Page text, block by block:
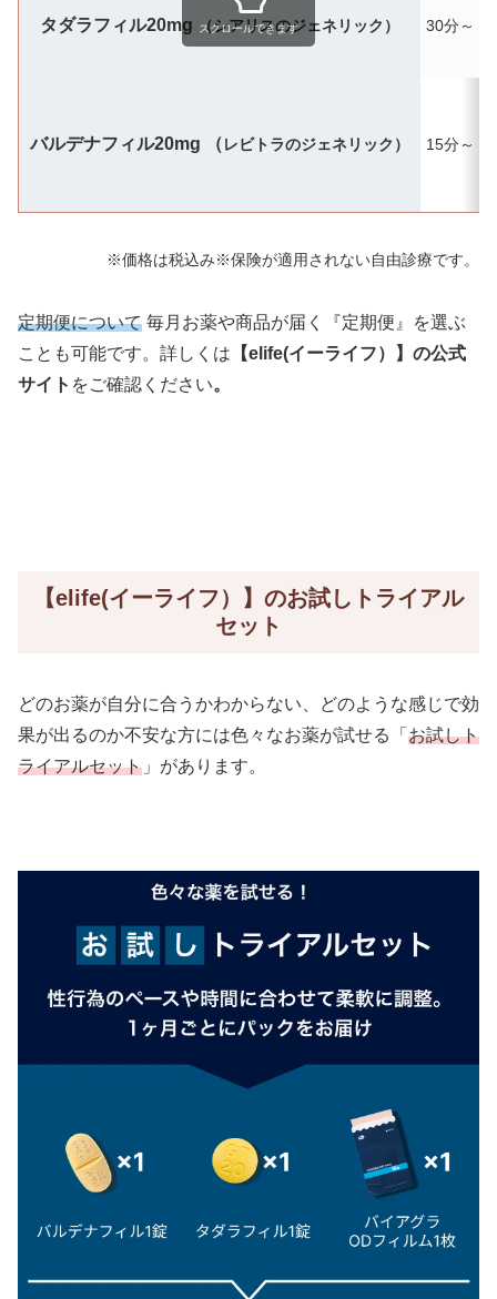
タダラフィル20mg （シアリスのジェネリック） 30分～
バルデナフィル20mg （レビトラのジェネリック） 15分～
スクロールできます
※価格は税込み※保険が適用されない自由診療です。
定期便について 毎月お薬や商品が届く『定期便』を選ぶ
ことも可能です。詳しくは 【elife(イーライフ）】の公式
サイト をご確認ください。
【elife(イーライフ）】のお試しトライアル
セット
どのお薬が自分に合うかわからない、どのような感じで効
果が出るのか不安な方には色々なお薬が試せる「 お試しト
ライアルセット 」があります。